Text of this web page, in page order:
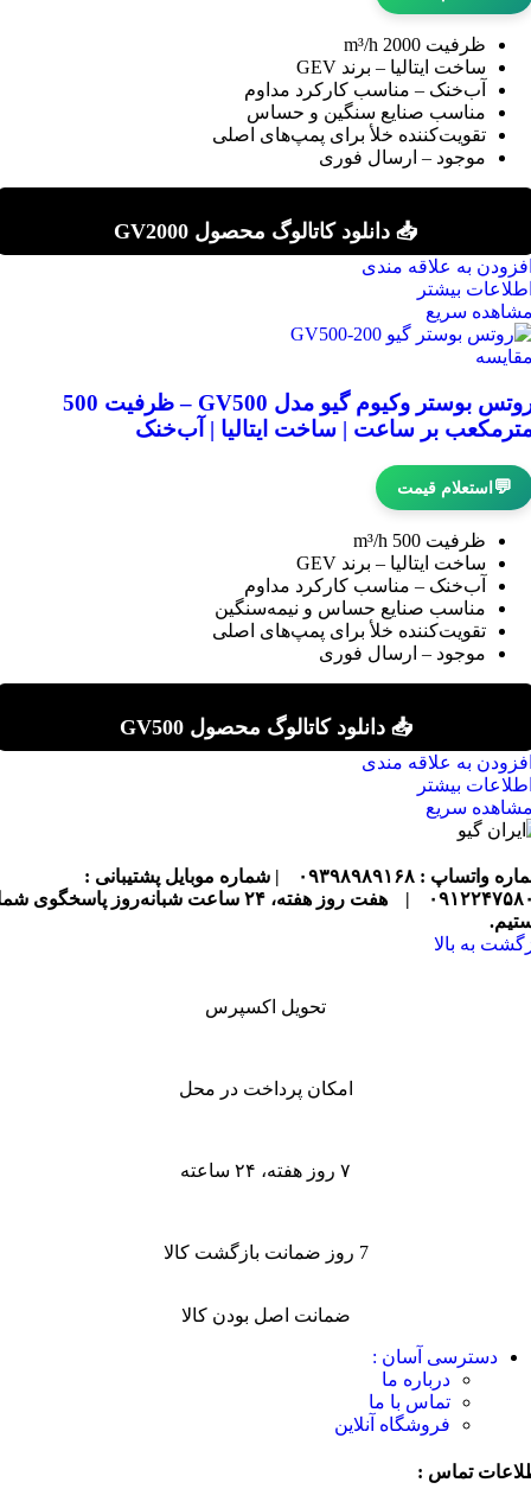
ظرفیت 2000 m³/h
ساخت ایتالیا – برند GEV
آب‌خنک – مناسب کارکرد مداوم
مناسب صنایع سنگین و حساس
تقویت‌کننده خلأ برای پمپ‌های اصلی
موجود – ارسال فوری
📥 دانلود کاتالوگ محصول GV2000
به علاقه مندی
بیشتر
سریع
روتس بوستر وکیوم گیو مدل GV500 – ظرفیت 500
بر ساعت | ساخت ایتالیا | آب‌خنک
💬استعلام قیمت
ظرفیت 500 m³/h
ساخت ایتالیا – برند GEV
آب‌خنک – مناسب کارکرد مداوم
مناسب صنایع حساس و نیمه‌سنگین
تقویت‌کننده خلأ برای پمپ‌های اصلی
موجود – ارسال فوری
📥 دانلود کاتالوگ محصول GV500
به علاقه مندی
بیشتر
سریع
واتساپ : ۰۹۳۹۸۹۸۹۱۶۸
| شماره موبایل پشتیبانی :
|
هفت روز هفته، ۲۴ ساعت شبانه‌روز پاسخگوی
به بالا
تحویل اکسپرس
امکان پرداخت در محل
۷ روز هفته، ۲۴ ساعته
7 روز ضمانت بازگشت کالا
ضمانت اصل بودن کالا
دسترسی آسان :
درباره ما
تماس با ما
فروشگاه آنلاین
تماس :